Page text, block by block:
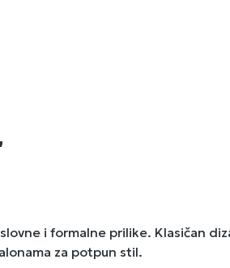
i formalne prilike. Klasičan
za potpun stil.